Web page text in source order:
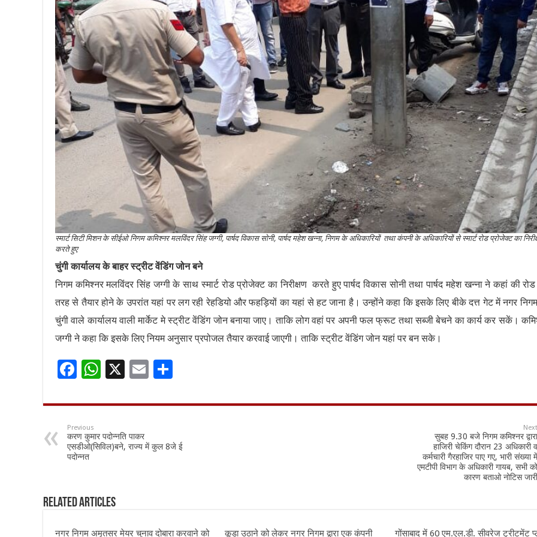
स्मार्ट सिटी मिशन के सीईओ निगम कमिश्नर मलविंदर सिंह जग्गी, पार्षद विकास सोनी, पार्षद महेश खन्ना, निगम के अधिकारियों तथा कंपनी के अधिकारियों से स्मार्ट रोड प्रोजेक्ट का
करते हुए
चुंगी कार्यालय के बाहर स्ट्रीट वेंडिंग जोन बने
निगम कमिश्नर मलविंदर सिंह जग्गी के साथ स्मार्ट रोड प्रोजेक्ट का निरीक्षण करते हुए पार्षद विकास सोनी तथा पार्षद महेश खन्ना ने कहां की रोड
तरह से तैयार होने के उपरांत यहां पर लग रही रेहडियो और फहड़ियों का यहां से हट जाना है। उन्होंने कहा कि इसके लिए बीके दत्त गेट में नगर
चुंगी वाले कार्यालय वाली मार्केट मे स्ट्रीट वेंडिंग जोन बनाया जाए। ताकि लोग वहां पर अपनी फल फ्रूट तथा सब्जी बेचने का कार्य कर सकें।
जग्गी ने कहा कि इसके लिए नियम अनुसार प्रपोजल तैयार करवाई जाएगी। ताकि स्ट्रीट वेंडिंग जोन यहां पर बन सके।
F
e
b
o
o
W
at
sA
p
X
E
ai ar
Previous
करण कुमार पदोन्नति पाकर
एसडीओ(सिविल)बने, राज्य में कुल 8जे ई
पदोन्नत
Next
सुबह 9.30 बजे निगम कमिश्नर द्वारा
हाजिरी चेकिंग दौरान 23 अधिकारी व
कर्मचारी गैरहाजिर पाए गए, भारी संख्या में
एमटीपी विभाग के अधिकारी गायब, सभी को
कारण बताओ नोटिस जारी
Related Articles
नगर निगम अमृतसर मेयर चुनाव दोबारा करवाने को कूड़ा उठाने को लेकर नगर निगम द्वारा एक कंपनी गोंसाबाद में 60 एम.एल.डी. सीवरेज ट्रीटमेंट